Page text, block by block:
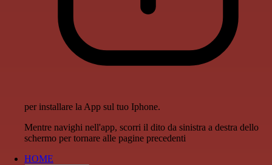
per installare la App sul tuo Iphone.
Mentre navighi nell'app, scorri il dito da sinistra a destra dello
schermo per tornare alle pagine precedenti
HOME